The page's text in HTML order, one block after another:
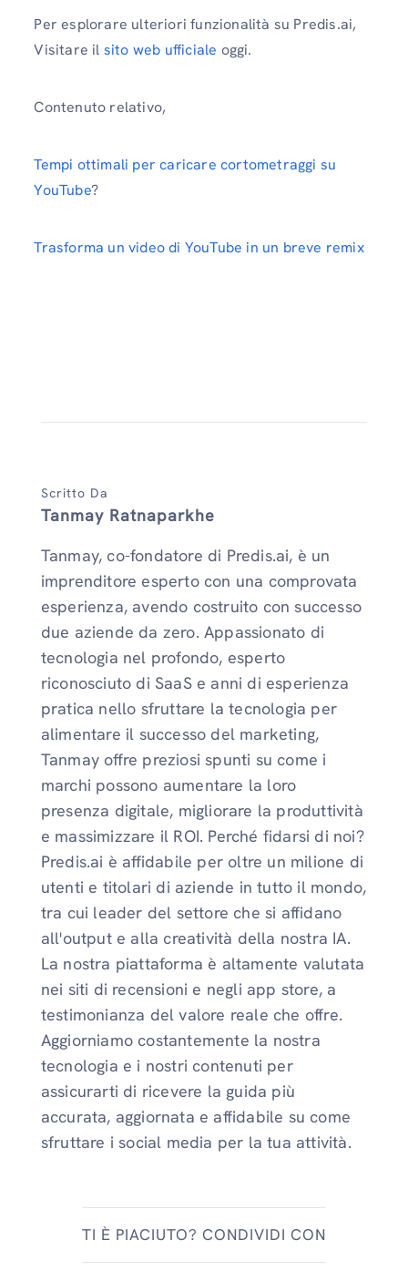
Per esplorare ulteriori funzionalità su Predis.ai,
Visitare il sito web ufficiale oggi.
Contenuto relativo,
Tempi ottimali per caricare cortometraggi su
YouTube?
Trasforma un video di YouTube in un breve remix
Scritto Da
Tanmay Ratnaparkhe
Tanmay, co-fondatore di Predis.ai, è un
imprenditore esperto con una comprovata
esperienza, avendo costruito con successo
due aziende da zero. Appassionato di
tecnologia nel profondo, esperto
riconosciuto di SaaS e anni di esperienza
pratica nello sfruttare la tecnologia per
alimentare il successo del marketing,
Tanmay offre preziosi spunti su come i
marchi possono aumentare la loro
presenza digitale, migliorare la produttività
e massimizzare il ROI. Perché fidarsi di noi?
Predis.ai è affidabile per oltre un milione di
utenti e titolari di aziende in tutto il mondo,
tra cui leader del settore che si affidano
all'output e alla creatività della nostra IA.
La nostra piattaforma è altamente valutata
nei siti di recensioni e negli app store, a
testimonianza del valore reale che offre.
Aggiorniamo costantemente la nostra
tecnologia e i nostri contenuti per
assicurarti di ricevere la guida più
accurata, aggiornata e affidabile su come
sfruttare i social media per la tua attività.
TI È PIACIUTO? CONDIVIDI CON